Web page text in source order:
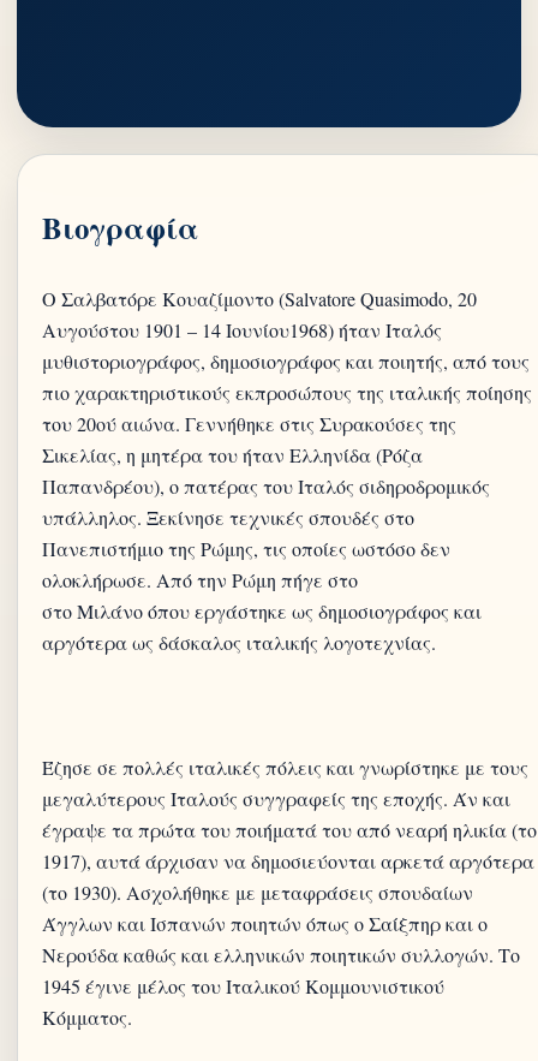
Βιογραφία
Ο Σαλβατόρε Κουαζίμοντο (Salvatore Quasimodo, 20
Αυγούστου 1901 – 14 Ιουνίου1968) ήταν Ιταλός
μυθιστοριογράφος, δημοσιογράφος και ποιητής, από τους
πιο χαρακτηριστικούς εκπροσώπους της ιταλικής ποίησης
του 20ού αιώνα. Γεννήθηκε στις Συρακούσες της
Σικελίας, η μητέρα του ήταν Ελληνίδα (Ρόζα
Παπανδρέου), ο πατέρας του Ιταλός σιδηροδρομικός
υπάλληλος. Ξεκίνησε τεχνικές σπουδές στο
Πανεπιστήμιο της Ρώμης, τις οποίες ωστόσο δεν
ολοκλήρωσε. Από την Ρώμη πήγε στο
στο Μιλάνο όπου εργάστηκε ως δημοσιογράφος και
Έζησε σε πολλές ιταλικές πόλεις και γνωρίστηκε με τους
μεγαλύτερους Ιταλούς συγγραφείς της εποχής. Άν και
έγραψε τα πρώτα του ποιήματά του από νεαρή ηλικία (το
1917), αυτά άρχισαν να δημοσιεύονται αρκετά αργότερα
(το 1930). Ασχολήθηκε με μεταφράσεις σπουδαίων
Άγγλων και Ισπανών ποιητών όπως ο Σαίξπηρ και ο
Νερούδα καθώς και ελληνικών ποιητικών συλλογών. Το
1945 έγινε μέλος του Ιταλικού Κομμουνιστικού